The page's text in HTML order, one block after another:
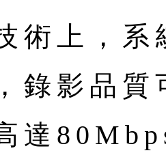
術上，
錄影品
達